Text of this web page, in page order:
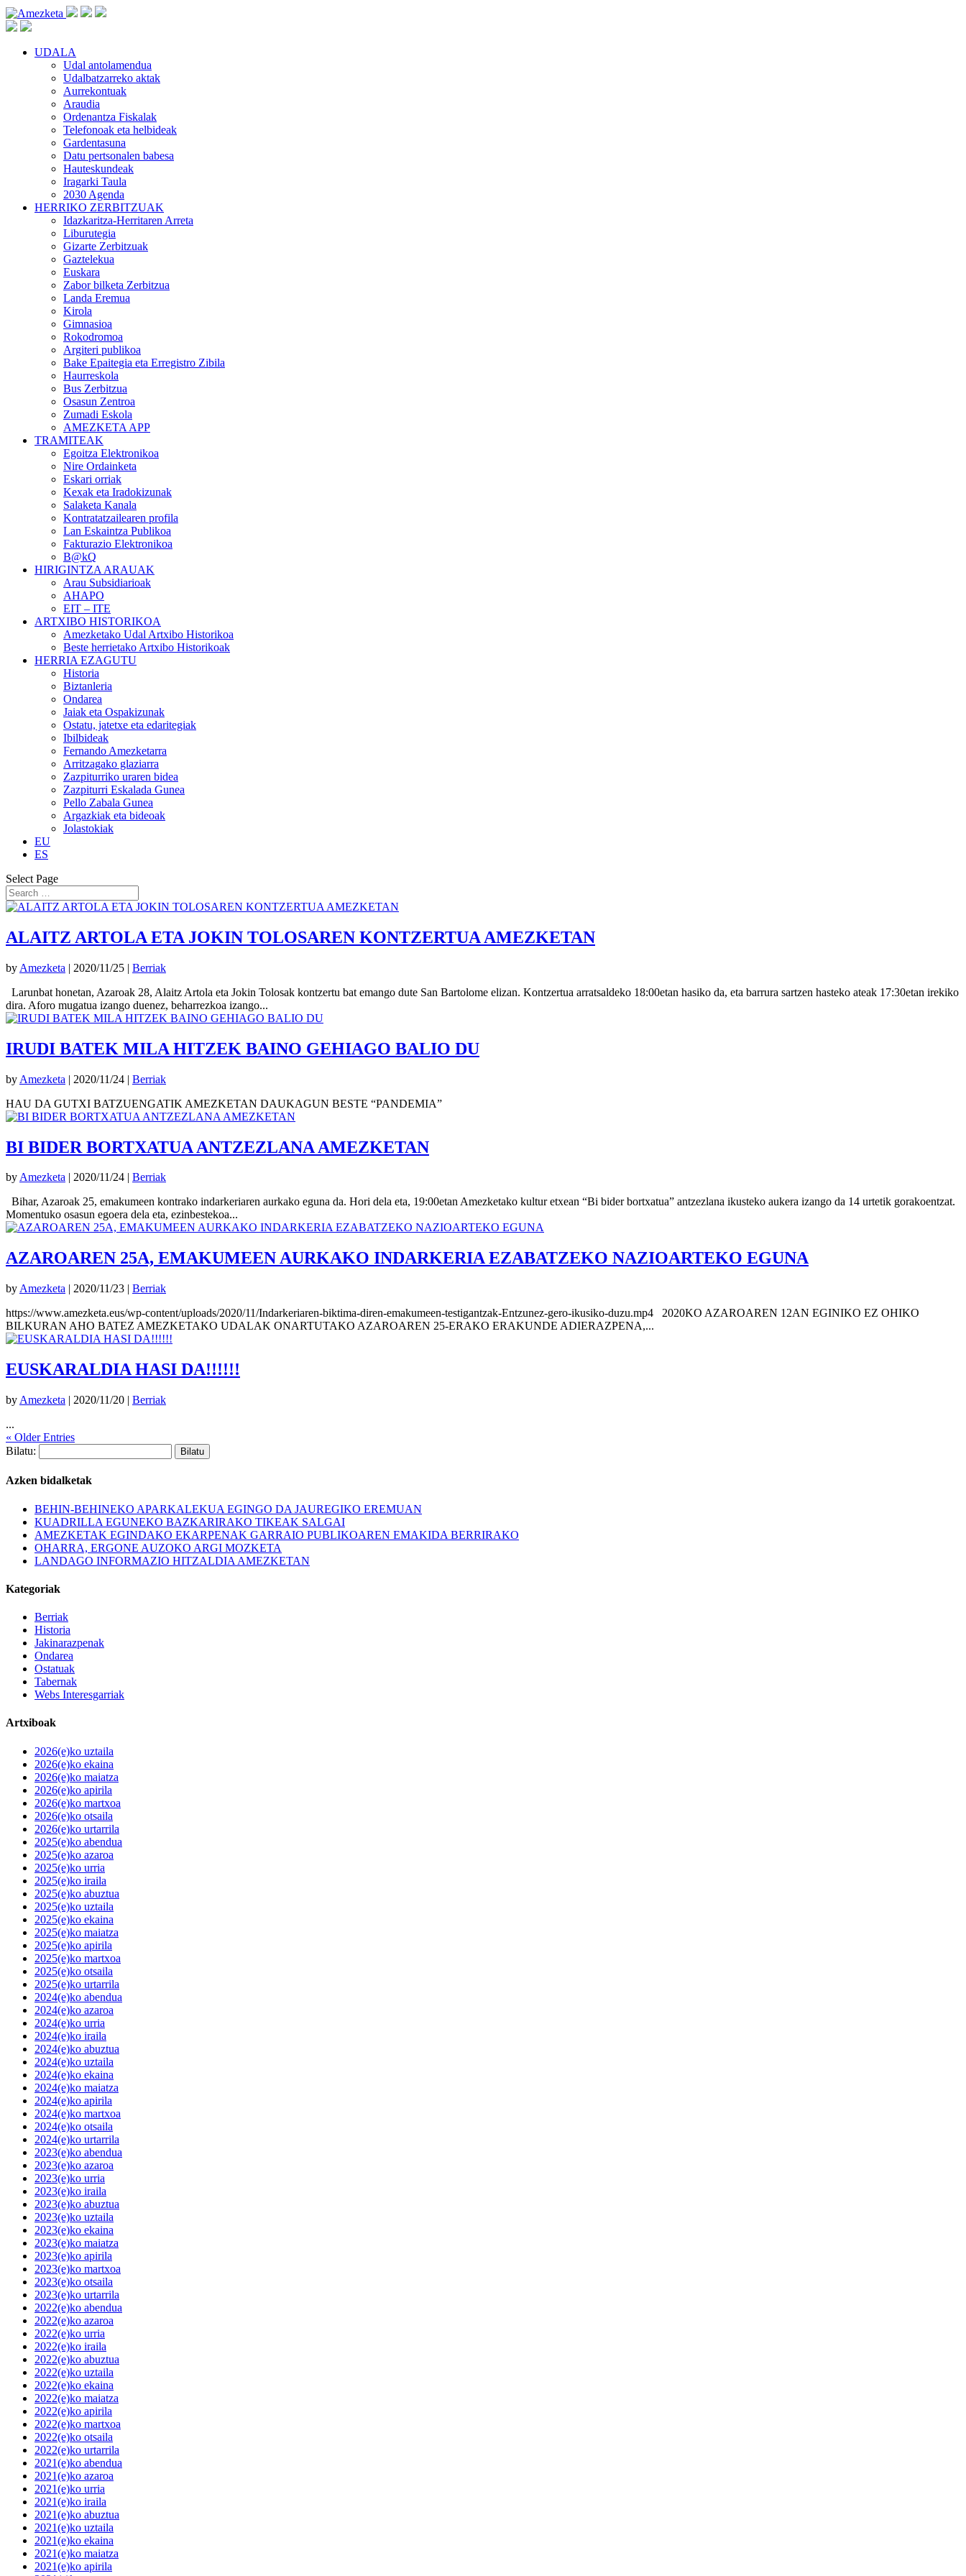
UDALA
Udal antolamendua
Udalbatzarreko aktak
Aurrekontuak
Araudia
Ordenantza Fiskalak
Telefonoak eta helbideak
Gardentasuna
Datu pertsonalen babesa
Hauteskundeak
Iragarki Taula
2030 Agenda
HERRIKO ZERBITZUAK
Idazkaritza-Herritaren Arreta
Liburutegia
Gizarte Zerbitzuak
Gaztelekua
Euskara
Zabor bilketa Zerbitzua
Landa Eremua
Kirola
Gimnasioa
Rokodromoa
Argiteri publikoa
Bake Epaitegia eta Erregistro Zibila
Haurreskola
Bus Zerbitzua
Osasun Zentroa
Zumadi Eskola
AMEZKETA APP
TRAMITEAK
Egoitza Elektronikoa
Nire Ordainketa
Eskari orriak
Kexak eta Iradokizunak
Salaketa Kanala
Kontratatzailearen profila
Lan Eskaintza Publikoa
Fakturazio Elektronikoa
B@kQ
HIRIGINTZA ARAUAK
Arau Subsidiarioak
AHAPO
EIT – ITE
ARTXIBO HISTORIKOA
Amezketako Udal Artxibo Historikoa
Beste herrietako Artxibo Historikoak
HERRIA EZAGUTU
Historia
Biztanleria
Ondarea
Jaiak eta Ospakizunak
Ostatu, jatetxe eta edaritegiak
Ibilbideak
Fernando Amezketarra
Arritzagako glaziarra
Zazpiturriko uraren bidea
Zazpiturri Eskalada Gunea
Pello Zabala Gunea
Argazkiak eta bideoak
Jolastokiak
EU
ES
Select Page
ALAITZ ARTOLA ETA JOKIN TOLOSAREN KONTZERTUA AMEZKETAN
by Amezketa | 2020/11/25 | Berriak
Larunbat honetan, Azaroak 28, Alaitz Artola eta Jokin Tolosak kontzertu bat emango dute San Bartolome elizan. Kontzertua arratsaldeko 18:00etan hasiko da, eta barrura sartzen hasteko ateak 17:30etan irekiko
dira. Aforo mugatua izango duenez, beharrezkoa izango...
IRUDI BATEK MILA HITZEK BAINO GEHIAGO BALIO DU
by Amezketa | 2020/11/24 | Berriak
HAU DA GUTXI BATZUENGATIK AMEZKETAN DAUKAGUN BESTE “PANDEMIA”
BI BIDER BORTXATUA ANTZEZLANA AMEZKETAN
byAmezketa | 2020/11/24 | Berriak
Bihar, Azaroak 25, emakumeen kontrako indarkeriaren aurkako eguna da. Hori dela eta, 19:00etan Amezketako kultur etxean “Bi bider bortxatua” antzezlana ikusteko aukera izango da 14 urtetik gorakoentzat.
Momentuko osasun egoera dela eta, ezinbestekoa...
AZAROAREN 25A, EMAKUMEEN AURKAKO INDARKERIA EZABATZEKO NAZIOARTEKO EGUNA
by Amezketa | 2020/11/23 | Berriak
https://www.amezketa.eus/wp-content/uploads/2020/11/Indarkeriaren-biktima-diren-emakumeen-testigantzak-Entzunez-gero-ikusiko-duzu.mp4 2020KO AZAROAREN 12AN EGINIKO EZ OHIKO
BILKURAN AHO BATEZ AMEZKETAKO UDALAK ONARTUTAKO AZAROAREN 25-ERAKO ERAKUNDE ADIERAZPENA,...
EUSKARALDIA HASI DA!!!!!!
by Amezketa | 2020/11/20 | Berriak
...
« Older Entries
Bilatu:
Azken bidalketak
BEHIN-BEHINEKO APARKALEKUA EGINGO DA JAUREGIKO EREMUAN
KUADRILLA EGUNEKO BAZKARIRAKO TIKEAK SALGAI
AMEZKETAK EGINDAKO EKARPENAK GARRAIO PUBLIKOAREN EMAKIDA BERRIRAKO
OHARRA, ERGONE AUZOKO ARGI MOZKETA
LANDAGO INFORMAZIO HITZALDIA AMEZKETAN
Kategoriak
Berriak
Historia
Jakinarazpenak
Ondarea
Ostatuak
Tabernak
Webs Interesgarriak
Artxiboak
2026(e)ko uztaila
2026(e)ko ekaina
2026(e)ko maiatza
2026(e)ko apirila
2026(e)ko martxoa
2026(e)ko otsaila
2026(e)ko urtarrila
2025(e)ko abendua
2025(e)ko azaroa
2025(e)ko urria
2025(e)ko iraila
2025(e)ko abuztua
2025(e)ko uztaila
2025(e)ko ekaina
2025(e)ko maiatza
2025(e)ko apirila
2025(e)ko martxoa
2025(e)ko otsaila
2025(e)ko urtarrila
2024(e)ko abendua
2024(e)ko azaroa
2024(e)ko urria
2024(e)ko iraila
2024(e)ko abuztua
2024(e)ko uztaila
2024(e)ko ekaina
2024(e)ko maiatza
2024(e)ko apirila
2024(e)ko martxoa
2024(e)ko otsaila
2024(e)ko urtarrila
2023(e)ko abendua
2023(e)ko azaroa
2023(e)ko urria
2023(e)ko iraila
2023(e)ko abuztua
2023(e)ko uztaila
2023(e)ko ekaina
2023(e)ko maiatza
2023(e)ko apirila
2023(e)ko martxoa
2023(e)ko otsaila
2023(e)ko urtarrila
2022(e)ko abendua
2022(e)ko azaroa
2022(e)ko urria
2022(e)ko iraila
2022(e)ko abuztua
2022(e)ko uztaila
2022(e)ko ekaina
2022(e)ko maiatza
2022(e)ko apirila
2022(e)ko martxoa
2022(e)ko otsaila
2022(e)ko urtarrila
2021(e)ko abendua
2021(e)ko azaroa
2021(e)ko urria
2021(e)ko iraila
2021(e)ko abuztua
2021(e)ko uztaila
2021(e)ko ekaina
2021(e)ko maiatza
2021(e)ko apirila